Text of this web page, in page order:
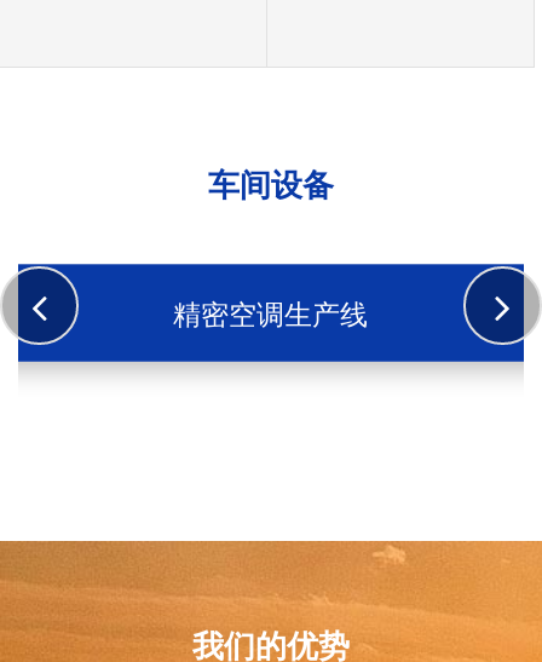
车间设备
精密空调生产线
我们的优势